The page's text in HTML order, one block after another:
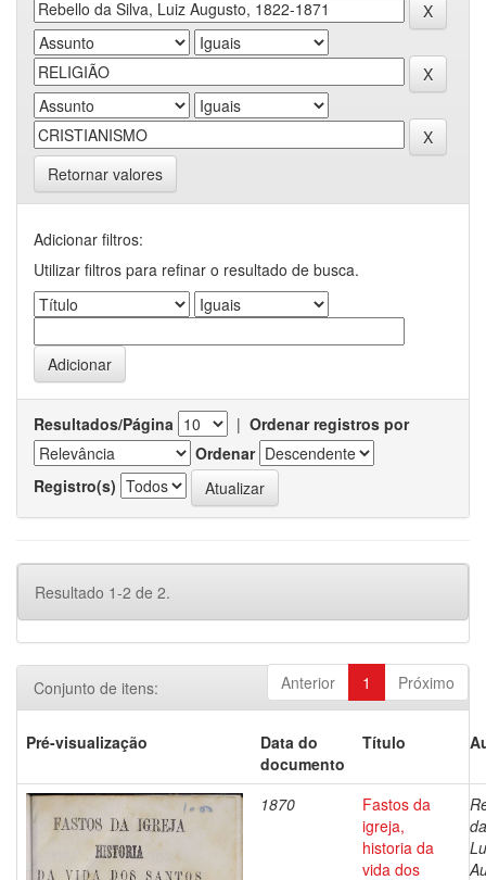
Retornar valores
Adicionar filtros:
Utilizar filtros para refinar o resultado de busca.
Resultados/Página | Ordenar registros por
Ordenar
Registro(s)
Resultado 1-2 de 2.
Anterior 1 Próximo
Conjunto de itens:
Pré-visualização
Data do
documento
Título
1870
Fastos da
igreja,
historia da
vida dos